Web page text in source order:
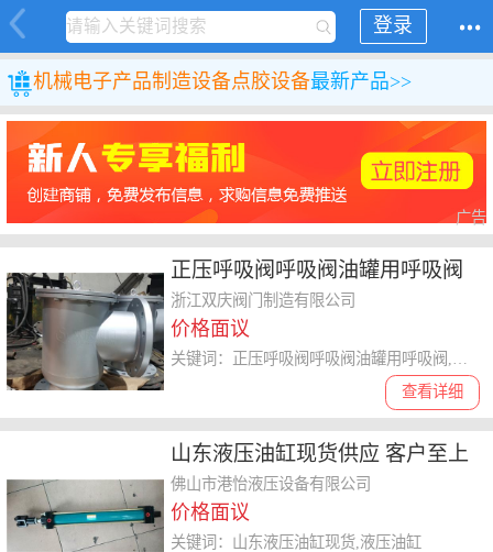
登录
机械电子产品制造设备点胶设备最新产品>>
广告
正压呼吸阀呼吸阀油罐用呼吸阀
铸造辉煌 浙江双庆阀门制造供应
浙江双庆阀门制造有限公司
价格面议
查看详细
山东液压油缸现货供应 客户至上
佛山市港怡液压设备供应
佛山市港怡液压设备有限公司
价格面议
关键词：山东液压油缸现货,液压油缸